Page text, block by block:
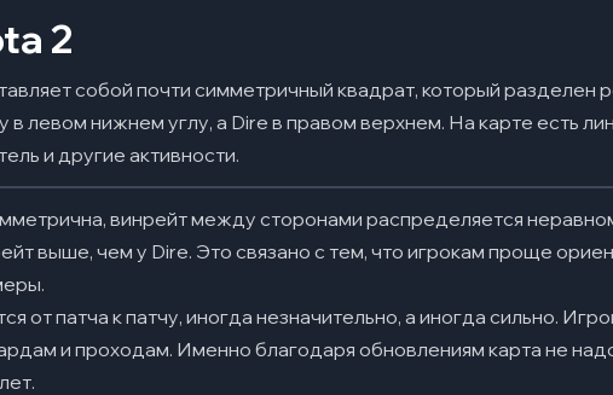
2
собой почти симметричный квадрат, который разделен
в левом нижнем углу, а Dire в правом верхнем. На карте есть
и другие активности.
винрейт между сторонами распределяется
выше, чем у Dire. Это связано с тем, что игрокам проще
от патча к патчу, иногда незначительно, а иногда сильно.
и проходам. Именно благодаря обновлениям карта не